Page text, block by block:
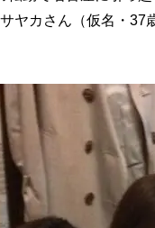
ヤカさん（仮名・37